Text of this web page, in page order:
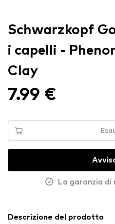
Schwarzkopf
i capelli -
Clay
7.99 €
La garanzia di
Descrizione del prodotto